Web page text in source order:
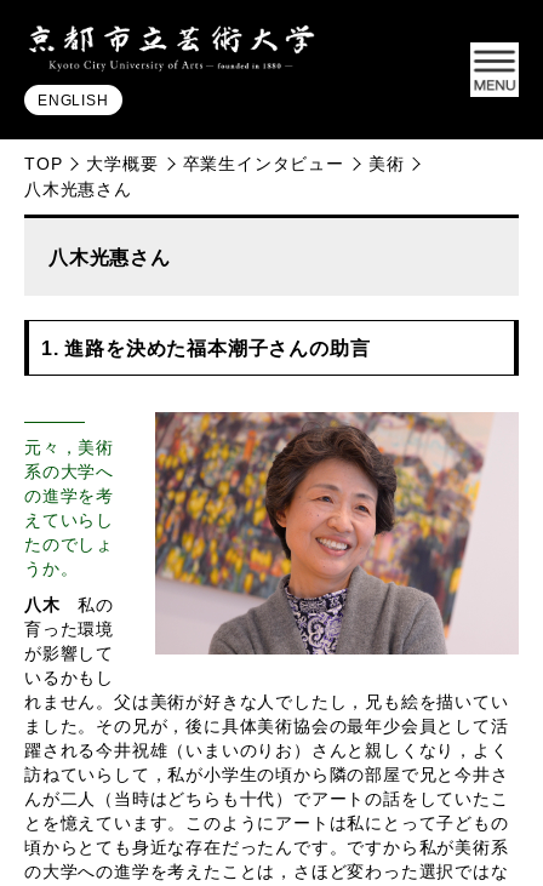
ENGLISH
TOP 大学概要 卒業生インタビュー
美術
八木光惠さん
八木光惠さん
1. 進路を決めた福本潮子さんの助言
元々，美術
系の大学へ
の進学を考
えていらし
たのでしょ
うか。
八木 私の
育った環境
が影響して
いるかもし
れません。父は美術が好きな人でしたし，兄も絵を描いてい
ました。その兄が，後に具体美術協会の最年少会員として活
躍される今井祝雄（いまいのりお）さんと親しくなり，よく
訪ねていらして，私が小学生の頃から隣の部屋で兄と今井さ
んが二人（当時はどちらも十代）でアートの話をしていたこ
とを憶えています。このようにアートは私にとって子どもの
頃からとても身近な存在だったんです。ですから私が美術系
の大学への進学を考えたことは，さほど変わった選択ではな